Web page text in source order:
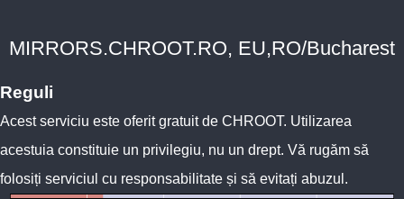
MIRRORS.CHROOT.RO, EU,RO/Bucharest
Reguli
Acest serviciu este oferit gratuit de CHROOT. Utilizarea
acestuia constituie un privilegiu, nu un drept. Vă rugăm să
folosiți serviciul cu responsabilitate și să evitați abuzul.